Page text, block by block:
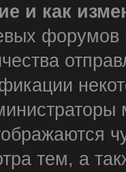
и как
форумов
тем, а